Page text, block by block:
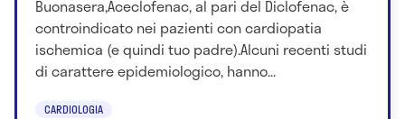
Buonasera,Aceclofenac, al pari del Diclofenac, è
controindicato nei pazienti con cardiopatia
ischemica (e quindi tuo padre).Alcuni recenti studi
di carattere epidemiologico, hanno...
CARDIOLOGIA